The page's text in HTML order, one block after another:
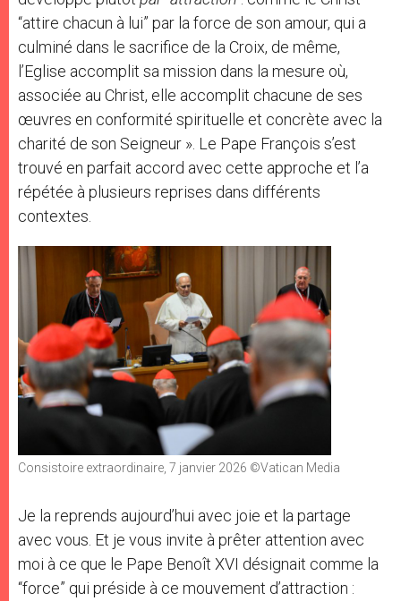
“attire chacun à lui” par la force de son amour, qui a
culminé dans le sacrifice de la Croix, de même,
l’Eglise accomplit sa mission dans la mesure où,
associée au Christ, elle accomplit chacune de ses
œuvres en conformité spirituelle et concrète avec la
charité de son Seigneur ». Le Pape François s’est
trouvé en parfait accord avec cette approche et l’a
répétée à plusieurs reprises dans différents
contextes.
Consistoire extraordinaire, 7 janvier 2026 ©Vatican Media
Je la reprends aujourd’hui avec joie et la partage
avec vous. Et je vous invite à prêter attention avec
moi à ce que le Pape Benoît XVI désignait comme la
“force” qui préside à ce mouvement d’attraction :